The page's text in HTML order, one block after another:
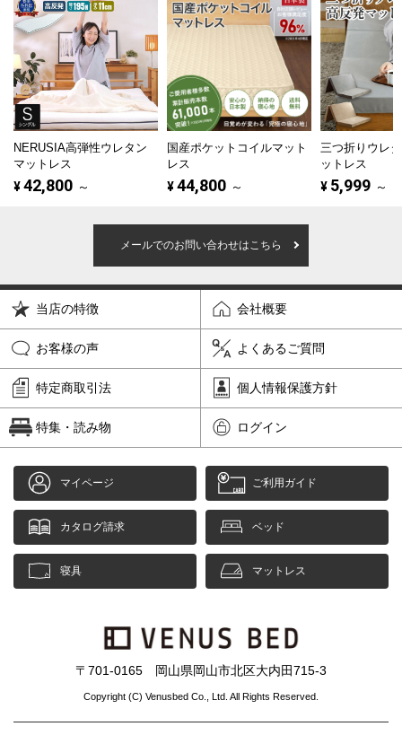
NERUSIA高弾性ウレタン
マットレス
¥42,800 ～
国産ポケットコイルマット
レス
¥44,800 ～
三つ折りウレ
ットレス
¥ 5,999 ～
メールでのお問い合わせはこちら
当店の特徴 会社概要
お客様の声 よくあるご質問
特定商取引法 個人情報保護方針
特集・読み物 ログイン
マイページ ご利用ガイド
カタログ請求 ベッド
寝具 マットレス
〒701-0165 岡山県岡山市北区大内田715-3
Copyright (C) Venusbed Co., Ltd. All Rights Reserved.